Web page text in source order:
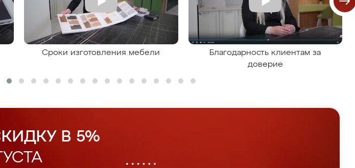
Сроки изготовления мебели
Благодарность клиентам за
доверие
В 5%